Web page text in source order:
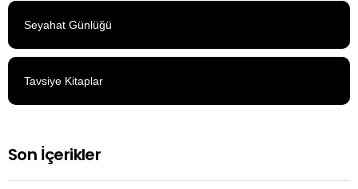
Seyahat Günlüğü
Tavsiye Kitaplar
Son İçerikler